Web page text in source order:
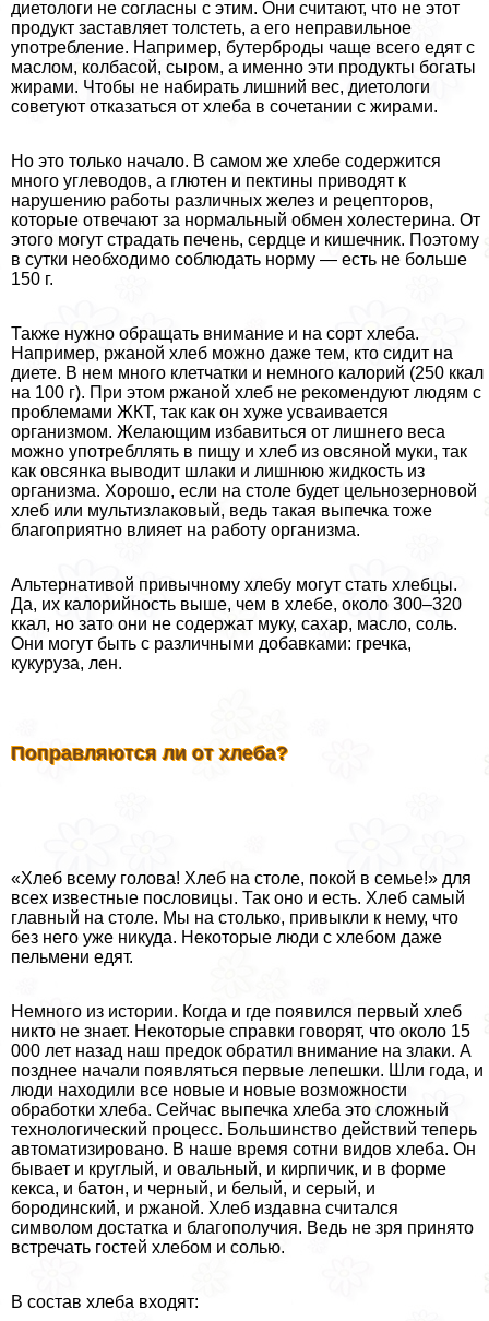
диетологи не согласны с этим. Они считают, что не этот
продукт заставляет толстеть, а его неправильное
употрeбление. Например, бутерброды чаще всего едят с
маслом, колбасой, сыром, а именно эти продукты богаты
жирами. Чтобы не набирать лишний вес, диетологи
советуют отказаться от хлеба в сочетании с жирами.
Но это только начало. В самом же хлебе содержится
много углеводов, а глютен и пектины приводят к
нарушению работы различных желез и рецепторов,
которые отвечают за нормальный обмен холестерина. От
этого могут страдать печень, сердце и кишечник. Поэтому
в сутки необходимо соблюдать норму — есть не больше
150 г.
Также нужно обращать внимание и на сорт хлеба.
Например, ржаной хлеб можно даже тем, кто сидит на
диете. В нем много клетчатки и немного калорий (250 ккал
на 100 г). При этом ржаной хлеб не рекомендуют людям с
проблемами ЖКТ, так как он хуже усваивается
организмом. Желающим избавиться от лишнего веса
можно употрeбллять в пищу и хлеб из овсяной муки, так
как овсянка выводит шлаки и лишнюю жидкость из
организма. Хорошо, если на столе будет цельнозерновой
хлеб или мультизлаковый, ведь такая выпечка тоже
благоприятно влияет на работу организма.
Альтернативой привычному хлебу могут стать хлебцы.
Да, их калорийность выше, чем в хлебе, около 300–320
ккал, но зато они не содержат муку, сахар, масло, соль.
Они могут быть с различными добавками: гречка,
кукуруза, лен.
Поправляются ли от хлеба?
«Хлеб всему голова! Хлеб на столе, покой в семье!» для
всех известные пословицы. Так оно и есть. Хлеб самый
главный на столе. Мы на столько, привыкли к нему, что
без него уже никуда. Некоторые люди с хлебом даже
пельмени едят.
Немного из истории. Когда и где появился первый хлеб
никто не знает. Некоторые справки говорят, что около 15
000 лет назад наш предок обратил внимание на злаки. А
позднее начали появляться первые лепешки. Шли года, и
люди находили все новые и новые возможности
обработки хлеба. Сейчас выпечка хлеба это сложный
технологический процесс. Большинство действий теперь
автоматизировано. В наше время сотни видов хлеба. Он
бывает и круглый, и овальный, и кирпичик, и в форме
кекса, и батон, и черный, и белый, и серый, и
бородинский, и ржаной. Хлеб издавна считался
символом достатка и благополучия. Ведь не зря принято
встречать гостей хлебом и солью.
В состав хлеба входят: